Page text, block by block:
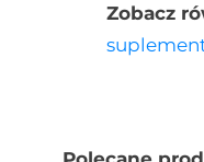
Zobacz